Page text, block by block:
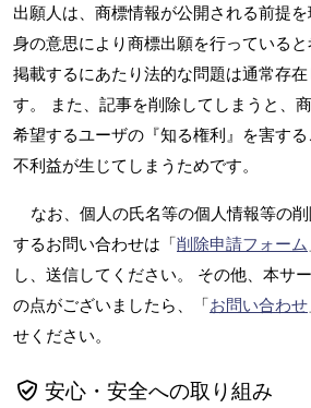
出願人は、商標情報が公開される前提
身の意思により商標出願を行っている
掲載するにあたり法的な問題は通常存
す。 また、記事を削除してしまうと、
希望するユーザの『知る権利』を害す
不利益が生じてしまうためです。
なお、個人の氏名等の個人情報等の
するお問い合わせは「削除申請フォーム
し、送信してください。 その他、本サ
の点がございましたら、「お問い合わせ
せください。
安心・安全への取り組み